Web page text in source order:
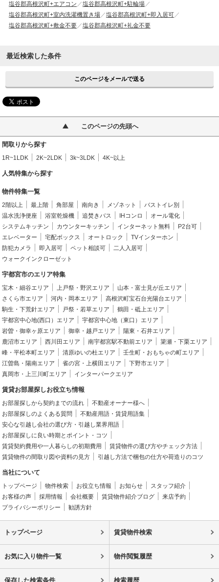
塩谷郡高根沢町+エアコン
塩谷郡高根沢町+駐輪場
塩谷郡高根沢町+室内洗濯機置き場
塩谷郡高根沢町+即入居可
塩谷郡高根沢町+敷金不要
塩谷郡高根沢町+礼金不要
最近検索した条件
このページをメールで送る
このページの先頭へ
間取りから探す
1R~1LDK 2K~2LDK 3k~3LDK 4K~以上
人気特集から探す
物件特集一覧
2階以上 最上階 角部屋 南向き メゾネット
バストイレ別
温水洗浄便座
浴室乾燥機 追焚きバス IHコンロ
オール電化
システムキッチン
カウンターキッチン インターネット無料
P2台可
エレベーター
宅配ボックス オートロック
TVインターホン
防犯カメラ
即入居可 ペット相談可
二人入居可
ウォークインクローゼット
宇都宮市のエリア特集
宝木・細谷エリア 上戸祭・野沢エリア
山本・富士見が丘エリア
さくら市エリア
河内・岡本エリア
高根沢町宝石台光陽台エリア
駒生・下荒針エリア
戸祭・若草エリア
鶴田・砥上エリア
宇都宮中心地(西口）エリア
宇都宮中心地（東口）エリア
岩曽・御幸ヶ原エリア
御幸・越戸エリア
陽東・石井エリア
鹿沼市エリア
西川田エリア 南宇都宮駅不動前エリア
簗瀬・下栗エリア
峰・平松本町エリア
清原ゆいの杜エリア
壬生町・おもちゃの町エリア
江曽島・陽南エリア
雀の宮・上横田エリア
下野市エリア
真岡市・上三川町エリア
インターパークエリア
賃貸お部屋探しお役立ち情報
お部屋探しから契約までの流れ
不動産オーナー様へ
お部屋探しのよくある質問
不動産用語・賃貸用語集
安心な引越し会社の選び方・引越し業界用語
お部屋探しに良い時期とポイント・コツ
賃貸契約費用や一人暮らしの初期費用
賃貸物件の選び方やチェック方法
賃貸物件の間取り図や資料の見方
引越し方法で梱包の仕方や荷造りのコツ
当社について
トップページ 物件検索 お役立ち情報 お知らせ
スタッフ紹介
お客様の声
採用情報 会社概要 賃貸物件紹介ブログ
来店予約
プライバシーポリシー
勧誘方針
トップページ 賃貸物件検索
お気に入り物件一覧 物件閲覧履歴
保存した検索条件 検索履歴